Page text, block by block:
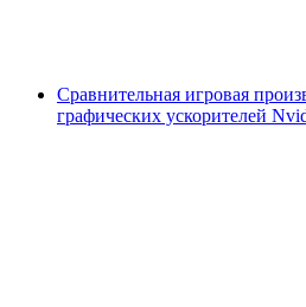
Сравнительная игровая
графических ускорителей